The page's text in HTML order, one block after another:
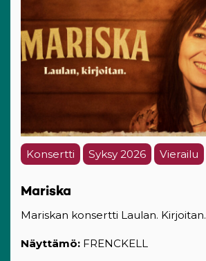
Konsertti Syksy 2026 Vierailu
Mariska
Mariskan konsertti Laulan. Kirjoitan.
Näyttämö: FRENCKELL